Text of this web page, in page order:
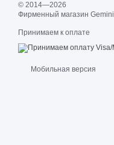
© 2014—2026
Фирменный магазин Gemini
Принимаем к оплате
Мобильная версия